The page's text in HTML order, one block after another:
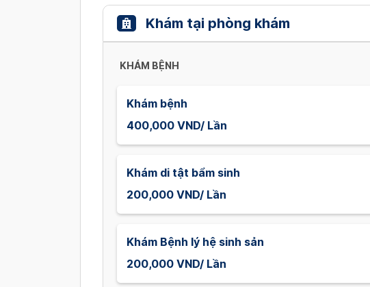
Khám tại phòng khám
KHÁM BỆNH
Khám bệnh
400,000 VND/ Lần
Khám di tật bẩm sinh
200,000 VND/ Lần
Khám Bệnh lý hệ sinh sản
200,000 VND/ Lần